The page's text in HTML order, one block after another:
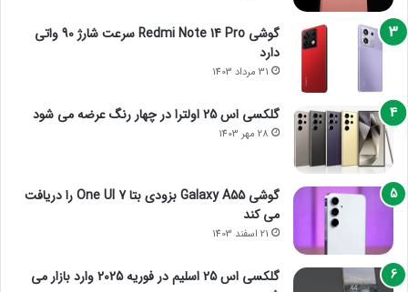
گوشی Redmi Note 14 Pro سرعت شارژ 90 واتی
دارد
31 مرداد 1403
گلکسی اس 25 اولترا در چهار رنگ عرضه می شود
28 مهر 1403
گوشی Galaxy A55 بزودی بتا One UI 7 را دریافت
می کند
21 اسفند 1403
گلکسی اس 25 اسلیم در فوریه 2025 وارد بازار می